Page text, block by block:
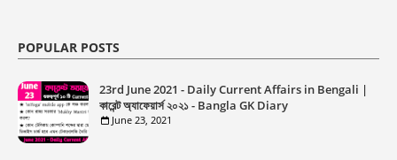
POPULAR POSTS
23rd June 2021 - Daily Current Affairs in Bengali |
কারেন্ট অ্যাফেয়ার্স ২০২১ - Bangla GK Diary
June 23, 2021